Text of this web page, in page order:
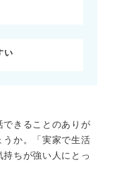
い
できることのありが
うか。「実家で生活
ちが強い人にとっ